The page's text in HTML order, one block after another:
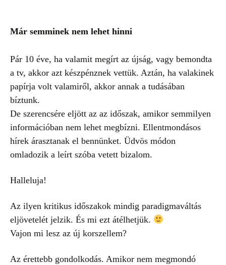
Már semminek nem lehet hinni
Pár 10 éve, ha valamit megírt az újság, vagy bemondta
a tv, akkor azt készpénznek vettük. Aztán, ha valakinek
papírja volt valamiről, akkor annak a tudásában
bíztunk.
De szerencsére eljött az az időszak, amikor semmilyen
információban nem lehet megbízni. Ellentmondásos
hírek árasztanak el bennünket. Üdvös módon
omladozik a leírt szóba vetett bizalom.
Halleluja!
Az ilyen kritikus időszakok mindig paradigmaváltás
eljövetelét jelzik. És mi ezt átélhetjük.
Vajon mi lesz az új korszellem?
Az érettebb gondolkodás. Amikor nem megmondó